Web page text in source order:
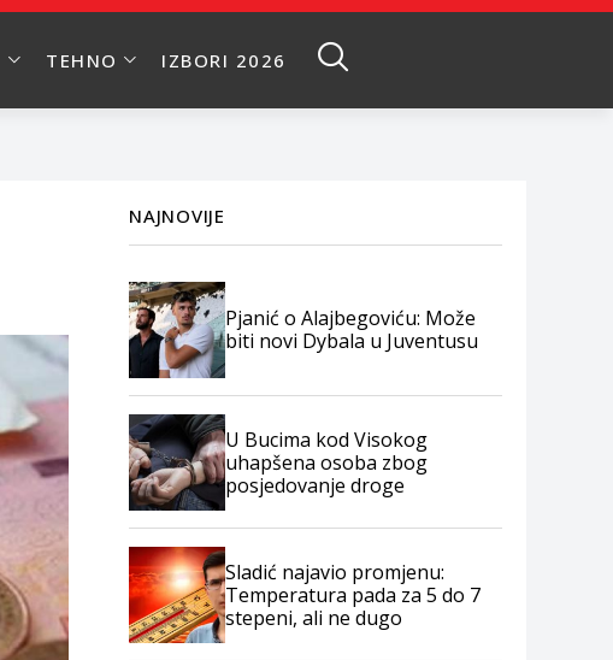
TEHNO IZBORI 2026
NAJNOVIJE
Pjanić o Alajbegoviću: Može
biti novi Dybala u Juventusu
U Bucima kod Visokog
uhapšena osoba zbog
posjedovanje droge
Sladić najavio promjenu:
Temperatura pada za 5 do 7
stepeni, ali ne dugo